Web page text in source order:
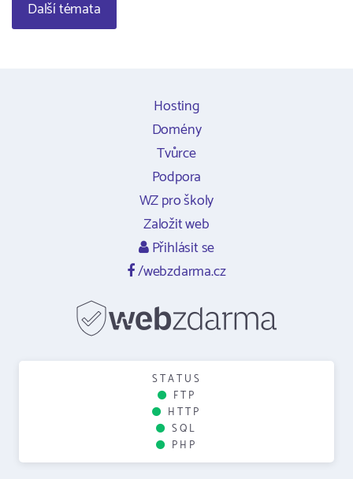
Další témata
Hosting
Domény
Tvůrce
Podpora
WZ pro školy
Založit web
Přihlásit se
/webzdarma.cz
STATUS
FTP
HTTP
SQL
PHP